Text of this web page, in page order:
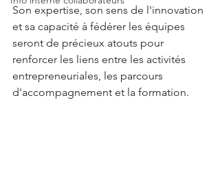
Son expertise, son sens de l'innovation
et sa capacité à fédérer les équipes
seront de précieux atouts pour
renforcer les liens entre les activités
entrepreneuriales, les parcours
d'accompagnement et la formation.